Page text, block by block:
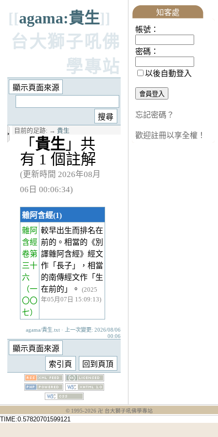
[[agama:貴生]]
台大獅子吼佛
學專站
目前的足跡: → 貴生
「 貴生 」共
有 1 個註解
(更新時間 2026年08月
06日 00:06:34)
雜阿含經(1)
雜阿
含經
卷第
三十
六
（一
〇〇
七）
較早出生而排名在
前的。相當的《別
譯雜阿含經》經文
作「長子」，相當
的南傳經文作「生
在前的」。
(2025
年05月07日 15:09:13)
agama/貴生.txt · 上一次變更: 2026/08/06
00:06
知客處
帳號：
密碼：
以後自動登入
忘記密碼？
歡迎註冊以享全權！
© 1995-2026 卍 台大獅子吼佛學專站
TIME:0.57820701599121